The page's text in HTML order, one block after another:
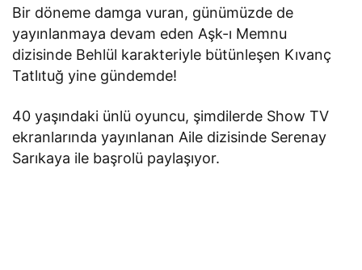
Bir döneme damga vuran, günümüzde de
yayınlanmaya devam eden Aşk-ı Memnu
dizisinde Behlül karakteriyle bütünleşen Kıvanç
Tatlıtuğ yine gündemde!
40 yaşındaki ünlü oyuncu, şimdilerde Show TV
ekranlarında yayınlanan Aile dizisinde Serenay
Sarıkaya ile başrolü paylaşıyor.